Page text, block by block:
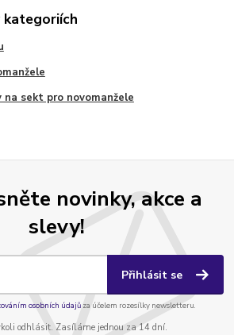
kategoriích
na sekt pro novomanžele
novinky, akce a
slevy!
Přihlásit se
osobních údajůza účelem rozesílky newsletteru.
odhlásit. Zasíláme jednou za 14 dní.